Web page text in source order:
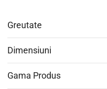
Greutate
Dimensiuni
Gama Produs